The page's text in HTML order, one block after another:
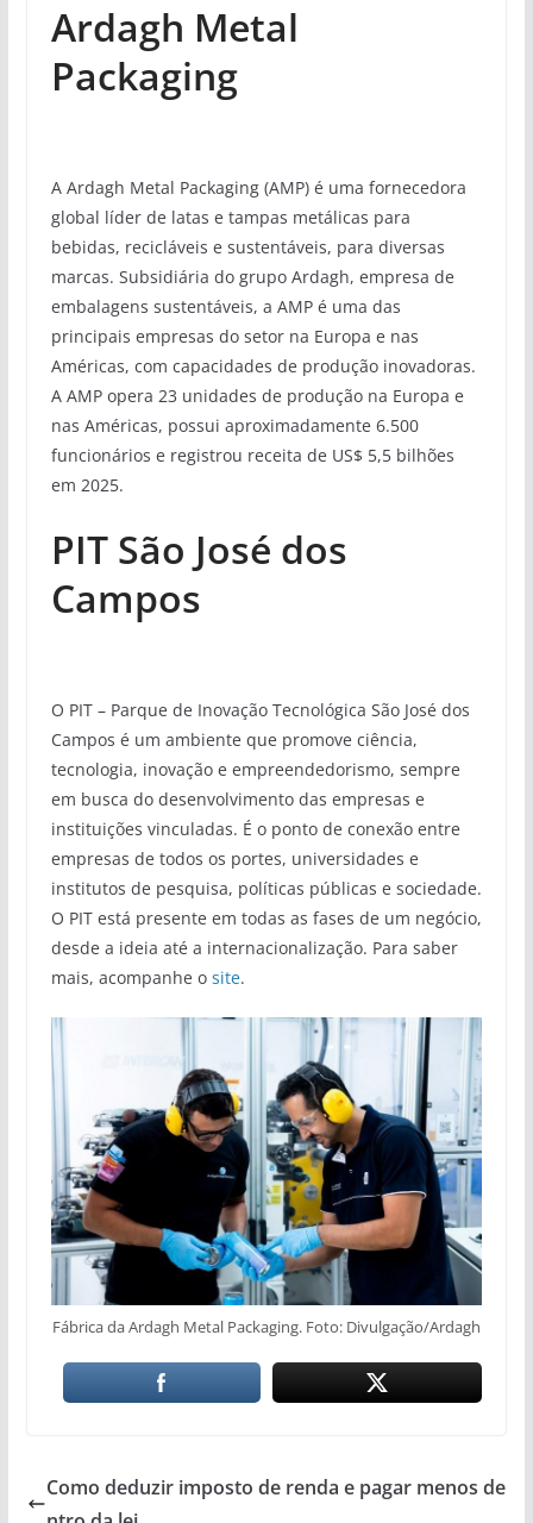
Ardagh Metal
Packaging
A Ardagh Metal Packaging (AMP) é uma fornecedora
global líder de latas e tampas metálicas para
bebidas, recicláveis ​​e sustentáveis, para diversas
marcas. Subsidiária do grupo Ardagh, empresa de
embalagens sustentáveis, a AMP é uma das
principais empresas do setor na Europa e nas
Américas, com capacidades de produção inovadoras.
A AMP opera 23 unidades de produção na Europa e
nas Américas, possui aproximadamente 6.500
funcionários e registrou receita de US$ 5,5 bilhões
em 2025.
PIT São José dos
Campos
O PIT – Parque de Inovação Tecnológica São José dos
Campos é um ambiente que promove ciência,
tecnologia, inovação e empreendedorismo, sempre
em busca do desenvolvimento das empresas e
instituições vinculadas. É o ponto de conexão entre
empresas de todos os portes, universidades e
institutos de pesquisa, políticas públicas e sociedade.
O PIT está presente em todas as fases de um negócio,
desde a ideia até a internacionalização. Para saber
mais, acompanhe o site.
Fábrica da Ardagh Metal Packaging. Foto: Divulgação/Ardagh
Como deduzir imposto de renda e pagar menos de